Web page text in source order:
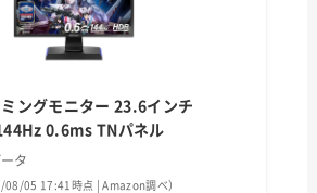
ミングモニター 23.6インチ
0.6ms TNパネル
タ
08/05 17:41時点 | Amazon調べ）